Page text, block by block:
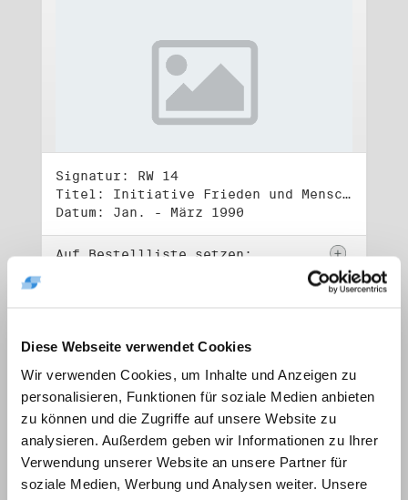
Diese Webseite verwendet Cookies
Wir verwenden Cookies, um Inhalte und Anzeigen zu
personalisieren, Funktionen für soziale Medien anbieten
zu können und die Zugriffe auf unsere Website zu
analysieren. Außerdem geben wir Informationen zu Ihrer
Verwendung unserer Website an unsere Partner für
soziale Medien, Werbung und Analysen weiter. Unsere
Signatur: RW 14
Titel: Initiative Frieden und Menschenrechte, Volkskammerwahl 18.3.1990
Datum: Jan. - März 1990
Auf Bestellliste setzen: